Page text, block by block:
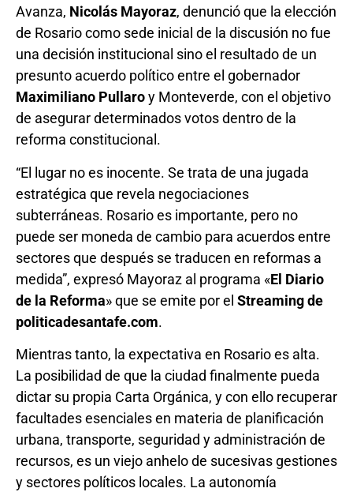
Avanza, Nicolás Mayoraz, denunció que la elección
de Rosario como sede inicial de la discusión no fue
una decisión institucional sino el resultado de un
presunto acuerdo político entre el gobernador
Maximiliano Pullaroy Monteverde, con el objetivo
de asegurar determinados votos dentro de la
reforma constitucional.
“El lugar no es inocente. Se trata de una jugada
estratégica que revela negociaciones
subterráneas. Rosario es importante, pero no
puede ser moneda de cambio para acuerdos entre
sectores que después se traducen en reformas a
medida”, expresó Mayoraz al programa «El Diario
de la Reforma» que se emite por el Streaming de
politicadesantafe.com.
Mientras tanto, la expectativa en Rosario es alta.
La posibilidad de que la ciudad finalmente pueda
dictar su propia Carta Orgánica, y con ello recuperar
facultades esenciales en materia de planificación
urbana, transporte, seguridad y administración de
recursos, es un viejo anhelo de sucesivas gestiones
y sectores políticos locales. La autonomía